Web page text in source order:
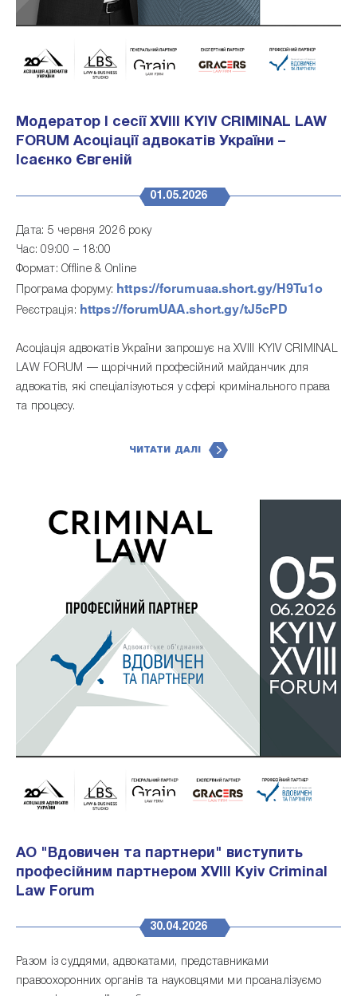
Модератор І сесії XVIII KYIV CRIMINAL LAW
FORUM Асоціації адвокатів України –
Ісаєнко Євгеній
01.05.2026
Дата: 5 червня 2026 року
Час: 09:00 – 18:00
Формат: Offline & Online
Програма форуму: https://forumuaa.short.gy/H9Tu1o
Реєстрація: https://forumUAA.short.gy/tJ5cPD
Асоціація адвокатів України запрошує на XVIII KYIV CRIMINAL
LAW FORUM — щорічний професійний майданчик для
адвокатів, які спеціалізуються у сфері кримінального права
та процесу.
ЧИТАТИ ДАЛІ
АО "Вдовичен та партнери" виступить
професійним партнером XVIII Kyiv Criminal
Law Forum
30.04.2026
Разом із суддями, адвокатами, представниками
правоохоронних органів та науковцями ми проаналізуємо